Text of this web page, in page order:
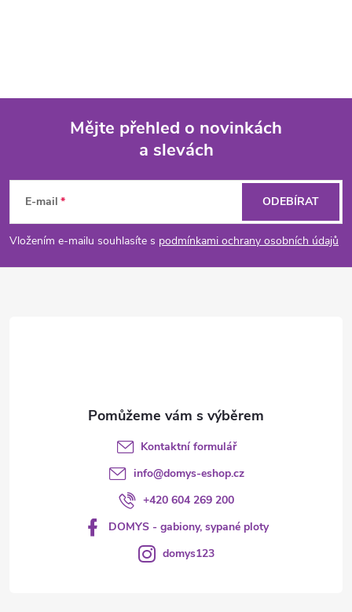
p
a
Mějte přehled o novinkách
a slevách
E-mail
Vložením e-mailu souhlasíte s podmínkami ochrany osobních údajů
ODEBÍRAT
Kontaktní formulář
info@domys-eshop.cz
+420 604 269 200
DOMYS - gabiony, sypané ploty
domys123